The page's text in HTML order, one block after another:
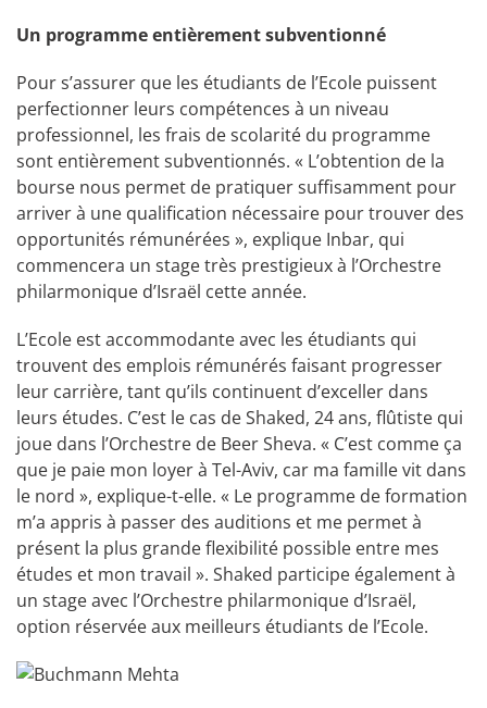
Un programme entièrement subventionné
Pour s’assurer que les étudiants de l’Ecole puissent
perfectionner leurs compétences à un niveau
professionnel, les frais de scolarité du programme
sont entièrement subventionnés. « L’obtention de la
bourse nous permet de pratiquer suffisamment pour
arriver à une qualification nécessaire pour trouver des
opportunités rémunérées », explique Inbar, qui
commencera un stage très prestigieux à l’Orchestre
philarmonique d’Israël cette année.
L’Ecole est accommodante avec les étudiants qui
trouvent des emplois rémunérés faisant progresser
leur carrière, tant qu’ils continuent d’exceller dans
leurs études. C’est le cas de Shaked, 24 ans, flûtiste qui
joue dans l’Orchestre de Beer Sheva. « C’est comme ça
que je paie mon loyer à Tel-Aviv, car ma famille vit dans
le nord », explique-t-elle. « Le programme de formation
m’a appris à passer des auditions et me permet à
présent la plus grande flexibilité possible entre mes
études et mon travail ». Shaked participe également à
un stage avec l’Orchestre philarmonique d’Israël,
option réservée aux meilleurs étudiants de l’Ecole.